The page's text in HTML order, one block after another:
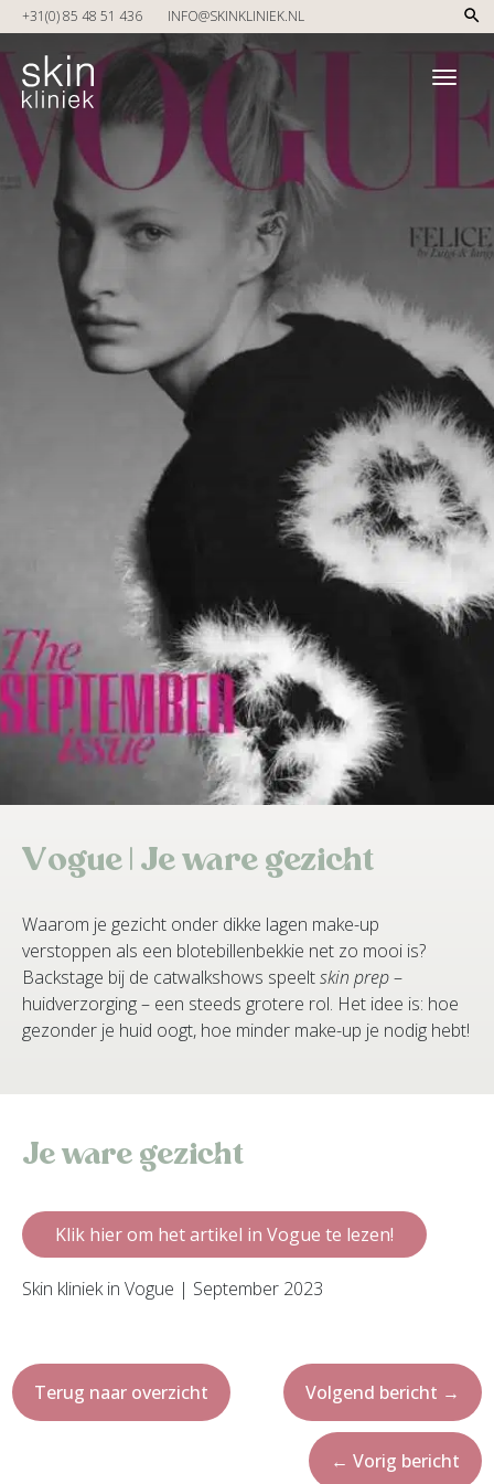
Skip to main content
+31(0) 85 48 51 436 INFO@SKINKLINIEK.NL
Vogue | Je ware gezicht
Waarom je gezicht onder dikke lagen make-up
verstoppen als een blotebillenbekkie net zo mooi is?
Backstage bij de catwalkshows speeltskin prep–
huidverzorging – een steeds grotere rol. Het idee is: hoe
gezonder je huid oogt, hoe minder make-up je nodig hebt!
Je ware gezicht
Klik hier om het artikel in Vogue te lezen!
Skin kliniek in Vogue | September 2023
Terug naar overzicht Volgend bericht →
← Vorig bericht